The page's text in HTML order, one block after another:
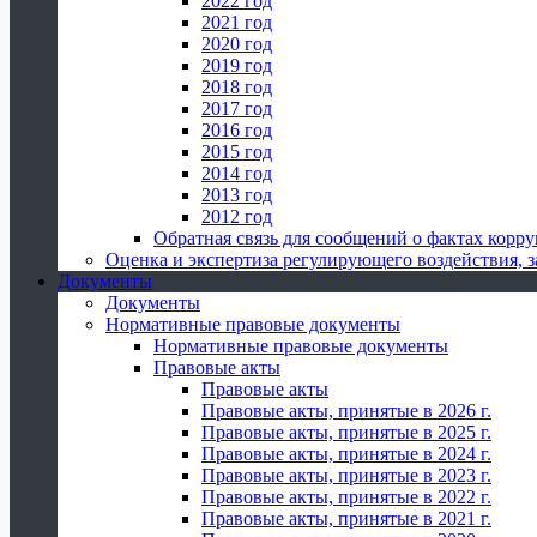
2021 год
2020 год
2019 год
2018 год
2017 год
2016 год
2015 год
2014 год
2013 год
2012 год
Обратная связь для сообщений о фактах
Оценка и экспертиза регулирующего
Документы
Документы
Нормативные правовые документы
Нормативные правовые документы
Правовые акты
Правовые акты
Правовые акты, принятые в 2026 г.
Правовые акты, принятые в 2025 г.
Правовые акты, принятые в 2024 г.
Правовые акты, принятые в 2023 г.
Правовые акты, принятые в 2022 г.
Правовые акты, принятые в 2021 г.